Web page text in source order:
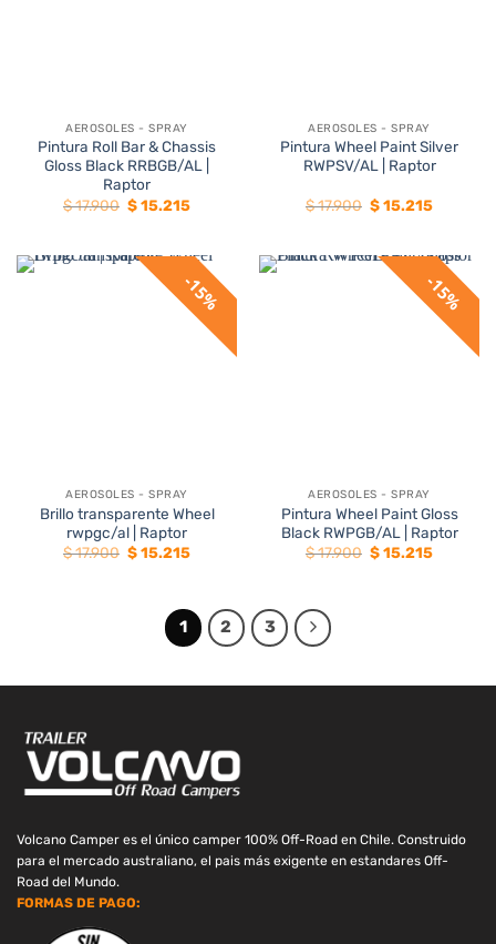
AEROSOLES - SPRAY
Pintura Roll Bar & Chassis
Gloss Black RRBGB/AL |
Raptor
$17.900 El
precio
$ 17.900.
$15.215El
$ 15.215.
AEROSOLES - SPRAY
Pintura Wheel Paint Silver
RWPSV/AL | Raptor
$17.900 El
precio
$ 17.900.
$15.215El
$ 15.215.
15%
AEROSOLES - SPRAY
Brillo transparente Wheel
rwpgc/al | Raptor
$17.900 El
precio
$ 17.900.
$15.215El
$ 15.215.
15%
AEROSOLES - SPRAY
Pintura Wheel Paint Gloss
Black RWPGB/AL | Raptor
$17.900 El
precio
$15.215El
1 2 3
Volcano Camper es el único camper 100% Off-Road en Chile. Construido
para el mercado australiano, el pais más exigente en estandares Off-
Road del Mundo.
FORMAS DE PAGO: